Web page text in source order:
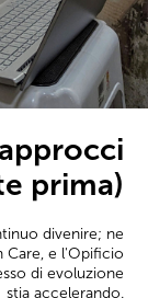
prima)
divenire; ne
Care, e l'Opificio
di evoluzione
stia accelerando.